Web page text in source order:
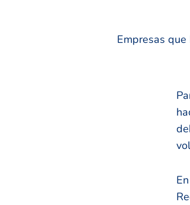
Empresas